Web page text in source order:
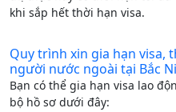
khi sắp hết thời hạn visa.
Quy trình xin gia hạn visa,
người nước ngoài tại Bắc
Bạn có thể gia hạn visa lao
bộ hồ sơ dưới đây: